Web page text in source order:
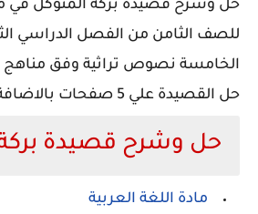
حل وشرح قصيدة بركة المتوكل في
للصف الثامن من الفصل الدراسي
الخامسة نصوص تراثية وفق مناهج
حل القصيدة علي 5 صفحات بالاضافة الي التقويم النهائي
حل وشرح قصيدة بركة
مادة اللغة العربية